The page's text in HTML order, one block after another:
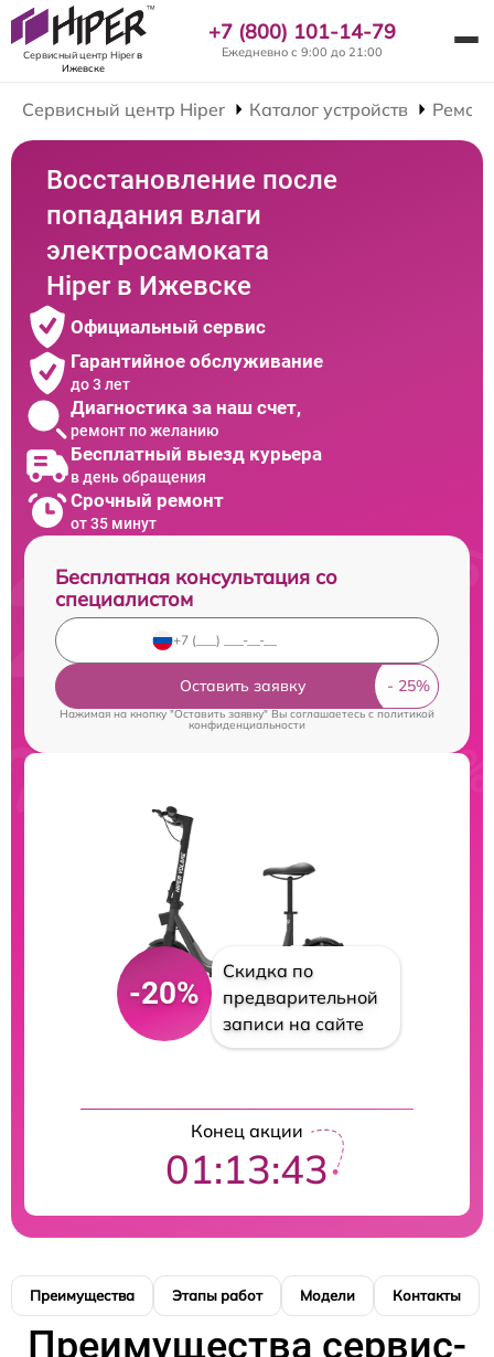
Сервисный центр Hiperв
Ижевске
+7 (800) 101-14-79
Ежедневно с 9:00 до 21:00
Сервисный центр Hiper Каталог устройств
Восстановление после
попадания влаги
электросамоката
Hiper в Ижевске
Официальный сервис
Гарантийное обслуживание
до 3 лет
Диагностика за наш счет,
ремонт по желанию
Бесплатный выезд курьера
в день обращения
Срочный ремонт
от 35 минут
Бесплатная консультация со
специалистом
Оставить заявку
Нажимая на кнопку "Оставить заявку" Вы соглашаетесь cполитикой
конфиденциальности
-20%
Скидка по
предварительной
записи на сайте
Конец акции
01:13:43
Преимущества Этапы работ Модели Контакты
Преимущества сервис-